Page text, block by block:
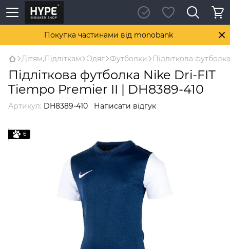
Покупка частинами від monobank
Дітям,Підліткам Одяг Футболки Підліткова
Підліткова футболка Nike Dri-FIT
Tiempo Premier II | DH8389-410
Артикул: DH8389-410 Написати відгук
6